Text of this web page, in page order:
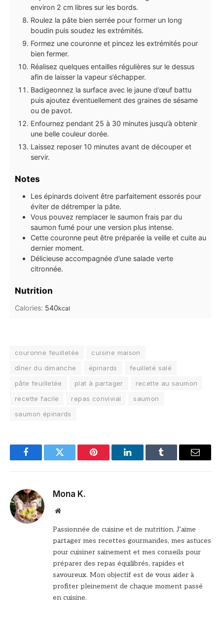
environ 2 cm libres sur les bords.
Roulez la pâte bien serrée pour former un long
boudin puis soudez les extrémités.
Formez une couronne et pincez les extrémités pour
bien fermer.
Réalisez quelques entailles régulières sur le dessus
afin de laisser la vapeur s’échapper.
Badigeonnez la surface avec le jaune d’œuf battu
puis ajoutez éventuellement des graines de sésame
ou de pavot.
Enfournez pendant 25 à 30 minutes jusqu’à obtenir
une belle couleur dorée.
Laissez reposer 10 minutes avant de découper et
servir.
Notes
Les épinards doivent être parfaitement essorés pour
éviter de détremper la pâte.
Vous pouvez remplacer le saumon frais par du
saumon fumé pour une version plus intense.
Cette couronne peut être préparée la veille et cuite au
dernier moment.
Délicieuse accompagnée d’une salade verte
citronnée.
Nutrition
Calories: 540kcal
couronne feuilletée
cuisine maison
dîner du dimanche
épinards
feuilleté salé
pâte feuilletée
plat à partager
recette au saumon
recette facile
repas convivial
saumon
saumon épinards
FacebookTwitter Pinterest LinkedInTumblr Email
Mona K.
Site
Passionnée de cuisine et de nutrition. J’aime
partager mes recettes gourmandes, mes astuces
pour cuisiner sainement et mes conseils pour
préparer des repas équilibrés, rapides et
savoureux. Mon objectif est de vous aider à
profiter pleinement de chaque moment passé
en cuisine.